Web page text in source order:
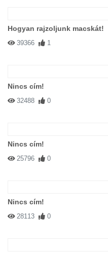
Hogyan rajzoljunk macskát!
39366 1
Nincs cím!
32488 0
Nincs cím!
25796 0
Nincs cím!
28113 0